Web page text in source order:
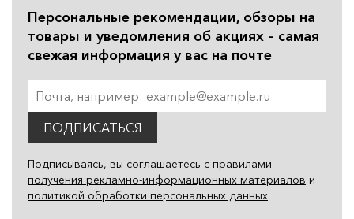
Персональные рекомендации, обзоры на
товары и уведомления об акциях – самая
свежая информация у вас на почте
ПОДПИСАТЬСЯ
Подписываясь, вы соглашаетесь с правилами
получения рекламно-информационных материалов и
политикой обработки персональных данных